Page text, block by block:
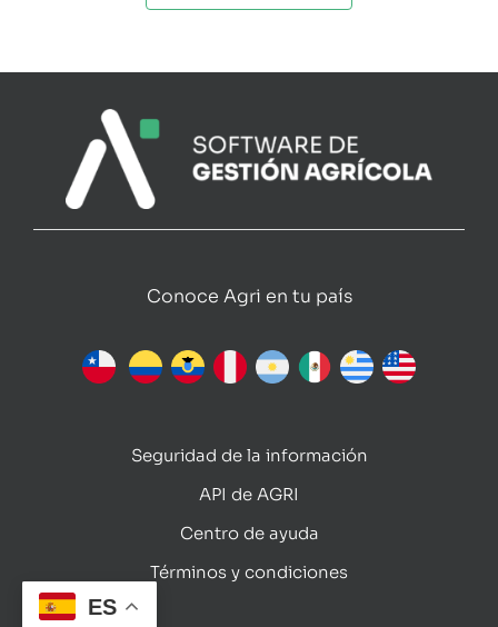
Conoce Agri en tu país
Seguridad de la información
API de AGRI
Centro de ayuda
Términos y condiciones
ES